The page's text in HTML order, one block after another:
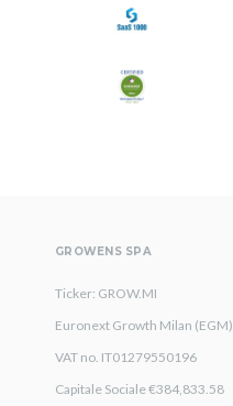
GROWENS SPA
Ticker: GROW.MI
Euronext Growth Milan (EGM)
VAT no. IT01279550196
Capitale Sociale €384,833.58